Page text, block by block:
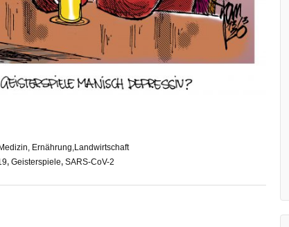
Ernährung,Landwirtschaft
, Geisterspiele, SARS-CoV-2